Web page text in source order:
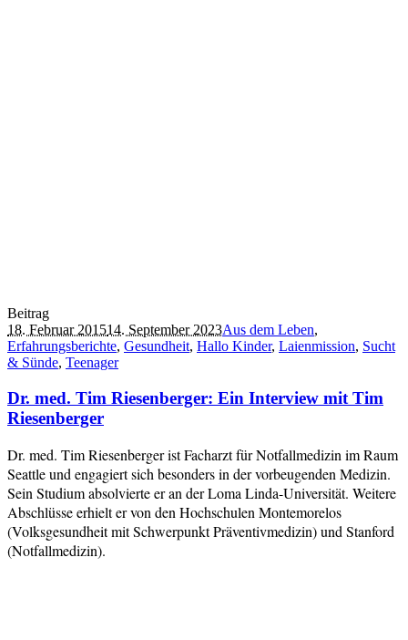
Beitrag
18. Februar 201514. September 2023Aus dem Leben,
Erfahrungsberichte, Gesundheit, Hallo Kinder, Laienmission, Sucht
& Sünde, Teenager
Dr. med. Tim Riesenberger: Ein Interview mit Tim
Riesenberger
Dr. med. Tim Riesenberger ist Facharzt für Notfallmedizin im Raum
Seattle und engagiert sich besonders in der vorbeugenden Medizin.
Sein Studium absolvierte er an der Loma Linda-Universität. Weitere
Abschlüsse erhielt er von den Hochschulen Montemorelos
(Volksgesundheit mit Schwerpunkt Präventivmedizin) und Stanford
(Notfallmedizin).